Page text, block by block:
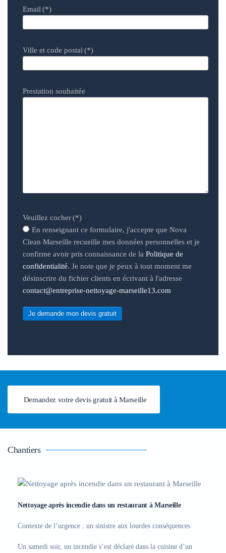
Email (*)
Ville et code postal (*)
Prestation souhaitée
Veuillez cocher(*)
En renseignant ce formulaire, j'accepte que Nova
Clean Marseille recueille mes données personnelles et je
confirme avoir pris connaissance de la Politique de
confidentialité. Je note que je peux à tout moment me
désinscrire du fichier clients en écrivant à l'adresse
contact@entreprise-nettoyage-marseille13.com
Je demande mon devis gratuit
Demandez votre devis gratuit à Marseille
Chantiers
Nettoyage après incendie dans un restaurant à Marseille
Contexte de l’urgence : un sinistre aux lourdes conséquences
Un samedi soir, un incendie s’est déclaré dans la cuisine d’un